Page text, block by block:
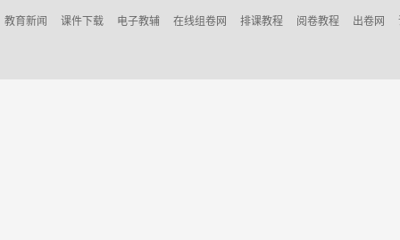
教育新闻 课件下载 电子教辅 在线组卷网 排课教程 阅卷教程 出卷网